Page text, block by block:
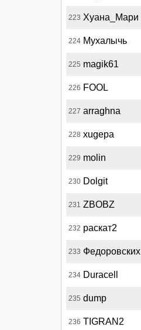
223 Хуана_Мари
224 Мухалычь
225 magik61
226 FOOL
227 arraghna
228 xugepa
229 molin
230 Dolgit
231 ZBOBZ
232 раскат2
233 Федоровских
234 Duracell
235 dump
236 TIGRAN2